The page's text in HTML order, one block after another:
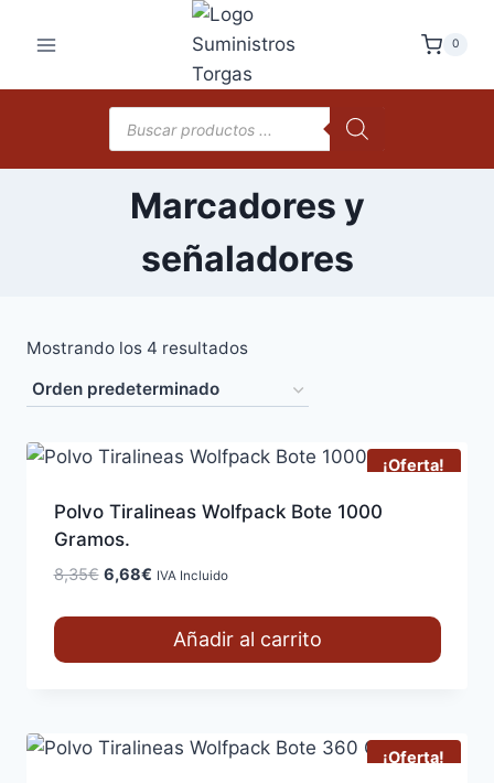
0
Búsqueda
de
productos
Marcadores y
señaladores
Mostrando los 4 resultados
¡Oferta!
Polvo Tiralineas Wolfpack Bote 1000
Gramos.
8,35€ El
6,68€ElIVA Incluido
Añadir al carrito
¡Oferta!